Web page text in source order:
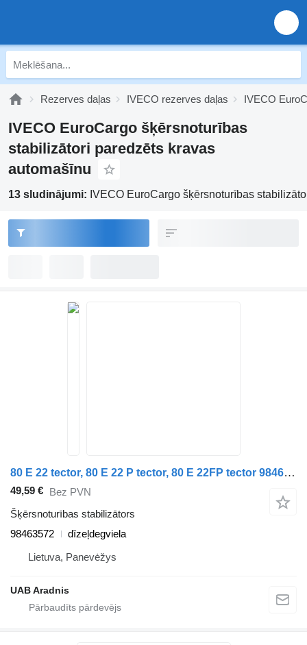
Rezerves daļas IVECO rezerves daļas IVECO
IVECO EuroCargo šķērsnoturības
stabilizātori paredzēts kravas
automašīnu
13 sludinājumi: IVECO EuroCargo šķērsnoturības
80 E 22 tector, 80 E 22 P tector, 80 E 22FP tector 98463572 šķērsnoturības stabilizātors paredzēts IVECO EuroCargo I-III kravas automašīnas
49,59 € Bez PVN
Šķērsnoturības stabilizātors
98463572
dīzeļdegviela
Lietuva, Panevėžys
UAB Aradnis